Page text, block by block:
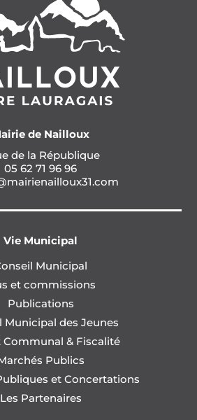
de Nailloux
de la République
05 62 71 96 96
Vie Municipal
Municipal
et commissions
Publications
Municipal des Jeunes
Communal & Fiscalité
Publics
et Concertations
Les Partenaires